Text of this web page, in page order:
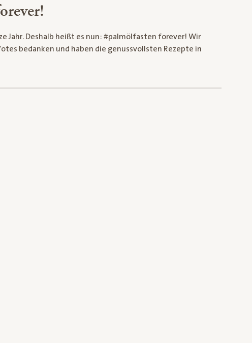
Jahr. Deshalb heißt es nun: #palmölfasten forever! Wir
bedanken und haben die genussvollsten Rezepte in